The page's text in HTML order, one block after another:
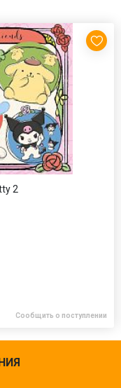
2
Сообщить о поступлении